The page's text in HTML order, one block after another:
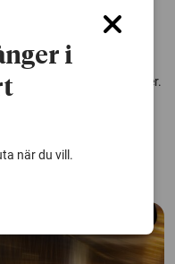
naturmaterial, lignin, kan
organiska solceller.
i
när du vill.